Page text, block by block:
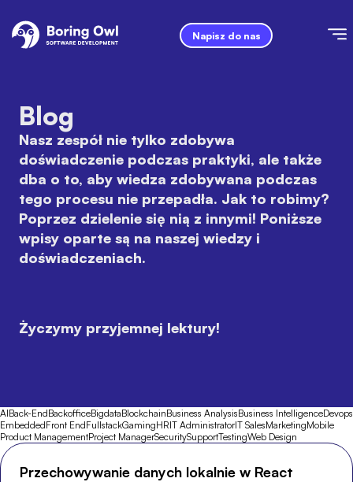
Napisz do nas
Blog
Nasz zespół nie tylko zdobywa
doświadczenie podczas praktyki, ale także
dba o to, aby wiedza zdobywana podczas
tego procesu nie przepadła. Jak to robimy?
Poprzez dzielenie się nią z innymi! Poniższe
wpisy oparte są na naszej wiedzy i
doświadczeniach.
Życzymy przyjemnej lektury!
AIBack-EndBackofficeBigdataBlockchainBusiness AnalysisBusiness IntelligenceDevops
EmbeddedFront EndFullstackGamingHRIT AdministratorIT SalesMarketingMobile
Product ManagementProject ManagerSecuritySupportTestingWeb Design
Przechowywanie danych lokalnie w React